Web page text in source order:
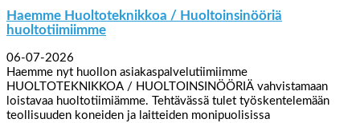
Haemme Huoltoteknikkoa / Huoltoinsinööriä
huoltotiimiimme
06-07-2026
Haemme nyt huollon asiakaspalvelutiimiimme
HUOLTOTEKNIKKOA / HUOLTOINSINÖÖRIÄ vahvistamaan
loistavaa huoltotiimiämme. Tehtävässä tulet työskentelemään
teollisuuden koneiden ja laitteiden monipuolisissa